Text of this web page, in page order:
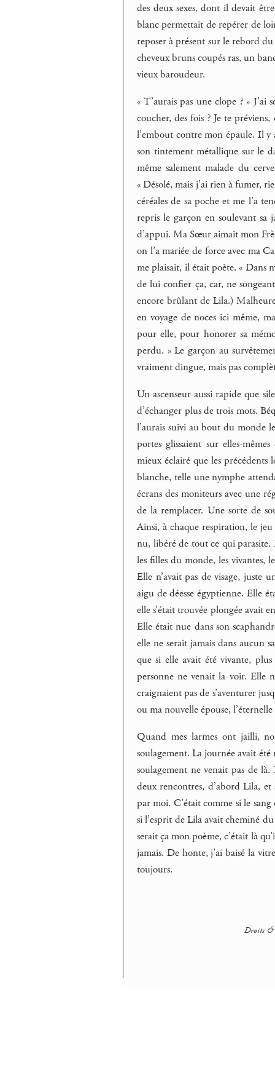
des deux sexes, dont il devait
blanc permettait de repérer de
reposer à présent sur le rebord
cheveux bruns coupés ras, un
vieux baroudeur.
« T’aurais pas une clope ? »
coucher, des fois ? Je te
l’embout contre mon épaule. Il y
son tintement métallique sur le
même salement malade du
« Désolé, mais j’ai rien à fumer,
céréales de sa poche et me l’a
repris le garçon en soulevant
d’appui. Ma Sœur aimait mon
on l’a mariée de force avec ma
me plaisait, il était poète. « Dans
de lui confier ça, car, ne
encore brûlant de Lila.)
en voyage de noces ici même,
pour elle, pour honorer sa
perdu. » Le garçon au
vraiment dingue, mais pas
Un ascenseur aussi rapide que
d’échanger plus de trois mots.
l’aurais suivi au bout du monde
portes glissaient sur elles-
mieux éclairé que les précédents
blanche, telle une nymphe
écrans des moniteurs avec une
de la remplacer. Une sorte de
Ainsi, à chaque respiration, le
nu, libéré de tout ce qui parasite.
les filles du monde, les vivantes,
Elle n’avait pas de visage,
aigu de déesse égyptienne. Elle
elle s’était trouvée plongée avait
Elle était nue dans son
elle ne serait jamais dans aucun
que si elle avait été vivante,
personne ne venait la voir. Elle
craignaient pas de s’aventurer
ou ma nouvelle épouse,
Quand mes larmes ont jailli,
soulagement. La journée avait été
soulagement ne venait pas de
deux rencontres, d’abord Lila,
par moi. C’était comme si le
si l’esprit de Lila avait cheminé
serait ça mon poème, c’était là
jamais. De honte, j’ai baisé la
toujours.
Droits &